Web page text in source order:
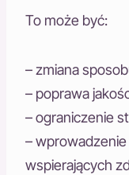
To może być:
– zmiana
– poprawa
– ograniczenie
–
wspierających